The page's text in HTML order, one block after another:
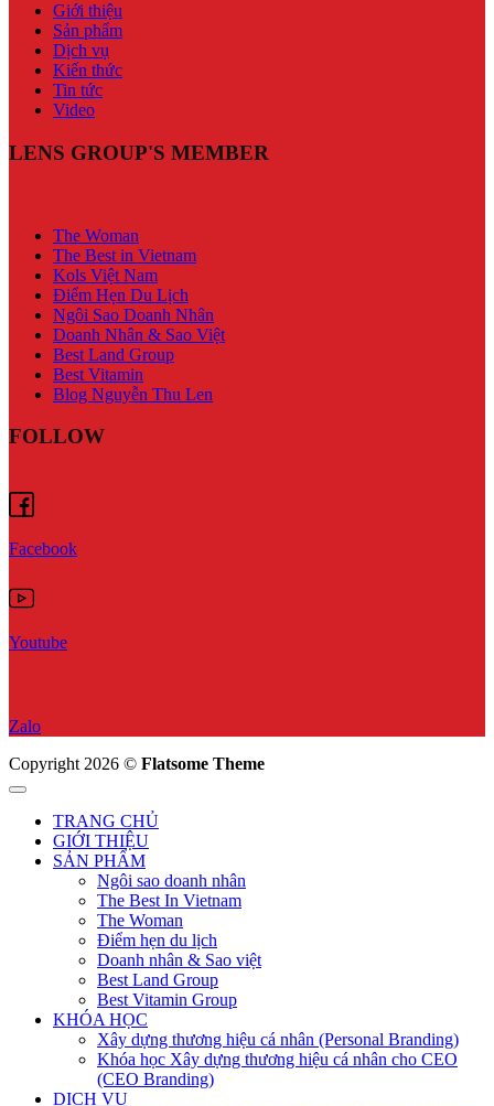
Giới thiệu
Sản phẩm
Dịch vụ
Kiến thức
Tin tức
Video
LENS GROUP'S MEMBER
The Woman
The Best in Vietnam
Kols Việt Nam
Điểm Hẹn Du Lịch
Ngôi Sao Doanh Nhân
Doanh Nhân & Sao Việt
Best Land Group
Best Vitamin
Blog Nguyễn Thu Len
FOLLOW
Facebook
Youtube
Zalo
Copyright 2026 © Flatsome Theme
TRANG CHỦ
GIỚI THIỆU
SẢN PHẨM
Ngôi sao doanh nhân
The Best In Vietnam
The Woman
Điểm hẹn du lịch
Doanh nhân & Sao việt
Best Land Group
Best Vitamin Group
KHÓA HỌC
Xây dựng thương hiệu cá nhân (Personal Branding)
Khóa học Xây dựng thương hiệu cá nhân cho CEO
(CEO Branding)
DỊCH VỤ